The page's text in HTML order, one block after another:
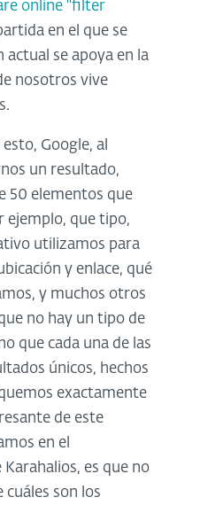
online "filter
en el que se
actual se apoya en la
nosotros vive
Google, al
un resultado,
50 elementos que
ejemplo, que tipo,
utilizamos para
y enlace, qué
y muchos otros
no hay un tipo de
que cada una de las
únicos, hechos
exactamente
de este
en el
es que no
son los